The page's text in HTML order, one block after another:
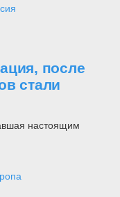
после
стали
настоящим